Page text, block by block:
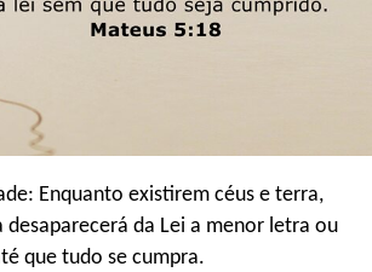
Enquanto existirem céus e terra,
desaparecerá da Lei a menor letra ou
que tudo se cumpra.